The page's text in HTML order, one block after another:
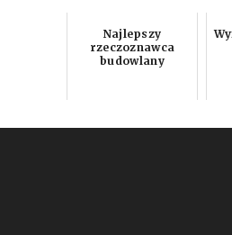
Najlepszy
rzeczoznawca
budowlany